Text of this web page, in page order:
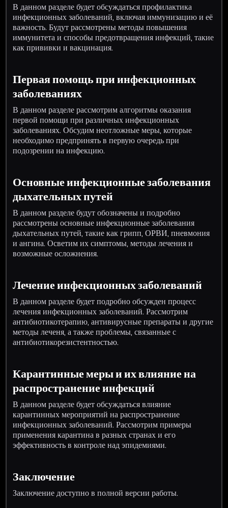
В данном разделе будет обсуждаться профилактика
инфекционных заболеваний, включая иммунизацию и её
важность. Будут рассмотрены методы повышения
иммунитета и способы предотвращения инфекций, такие
как прививки и вакцинация.
Первая помощь при инфекционных
заболеваниях
В данном разделе рассмотрим алгоритмы оказания
первой помощи при различных инфекционных
заболеваниях. Обсудим неотложные меры, которые
необходимо предпринять в первую очередь при
подозрении на инфекцию.
Основные инфекционные заболевания
дыхательных путей
В данном разделе будут обозначены и подробно
рассмотрены основные инфекционные заболевания
дыхательных путей, такие как грипп, ОРВИ, пневмония
и ангина. Осветим их симптомы, методы лечения и
возможные осложнения.
Лечение инфекционных заболеваний
В данном разделе будет подробно обсужден процесс
лечения инфекционных заболеваний. Рассмотрим
антибиотикотерапию, антивирусные препараты и другие
методы леченя, а также проблемы, связанные с
антибиотикорезистентностью.
Карантинные меры и их влияние на
распространение инфекций
В данном разделе будет обсуждаться влияние
карантинных мероприятий на распространение
инфекционных заболеваний. Рассмотрим примеры
применения карантина в разных странах и его
эффективность в контроле над эпидемиями.
Заключение
Заключение доступно в полной версии работы.